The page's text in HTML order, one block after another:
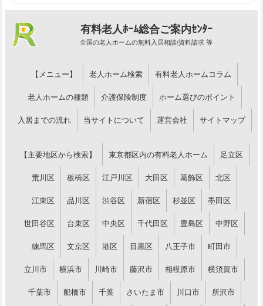
有料老人ﾎｰﾑ総合ご案内ｾﾝﾀｰ
全国の老人ホームの無料入居相談/資料請求 等
【メニュー】 老人ホーム検索 有料老人ホームコラム
老人ホームの種類 介護保険制度 ホーム選びのポイント
入居までの流れ 当サイトについて 運営会社 サイトマップ
【主要地区から検索】 東京都区内の有料老人ホーム 足立区
荒川区 板橋区 江戸川区 大田区 葛飾区 北区
江東区 品川区 渋谷区 新宿区 杉並区 墨田区
世田谷区 台東区 中央区 千代田区 豊島区 中野区
練馬区 文京区 港区 目黒区 八王子市 町田市
立川市 横浜市 川崎市 藤沢市 相模原市 横須賀市
千葉市 船橋市 千葉 さいたま市 川口市 所沢市